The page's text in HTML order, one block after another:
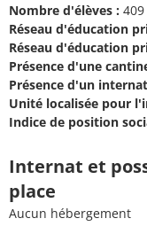
Nombre d'élèves : 409
Réseau d'éducation
Réseau d'éducation
Présence d'une
Présence d'un
Unité localisée pour
Indice de position
Internat et
place
Aucun hébergement